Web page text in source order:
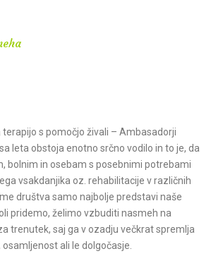
s pomočjo živali – Ambasadorji
leta obstoja enotno srčno vodilo in to je, da
bolnim in osebam s posebnimi potrebami
vsakdanjika oz. rehabilitacije v različnih
društva samo najbolje predstavi naše
pridemo, želimo vzbuditi nasmeh na
trenutek, saj ga v ozadju večkrat spremlja
ali le dolgočasje.